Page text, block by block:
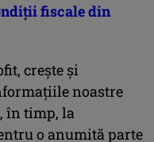
fiscale din
crește și
noastre
în timp, la
o anumită parte